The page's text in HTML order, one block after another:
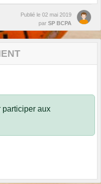
Publié le 02 mai 2019
par SP BCPA
participer aux